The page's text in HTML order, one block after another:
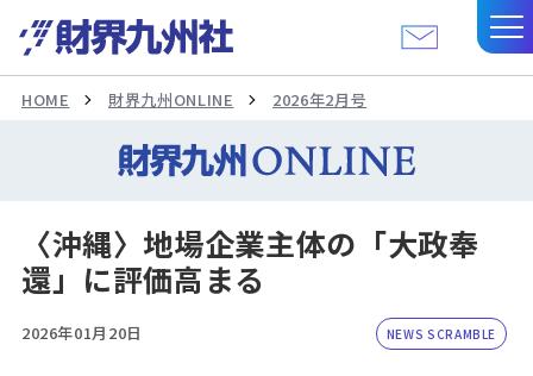
HOME 財界九州ONLINE 2026年2月号
〈沖縄〉地場企業主体の「大政奉
還」に評価高まる
2026年01月20日 NEWS SCRAMBLE